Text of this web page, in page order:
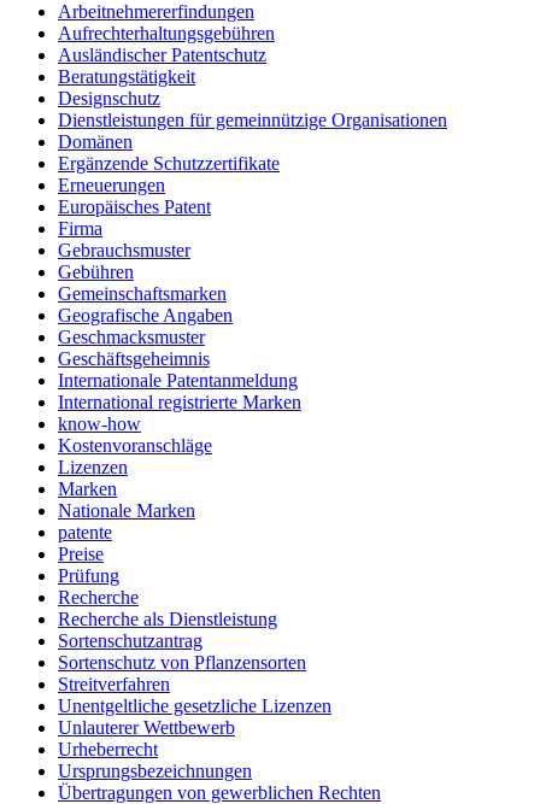
Arbeitnehmererfindungen
Aufrechterhaltungsgebühren
Ausländischer Patentschutz
Beratungstätigkeit
Designschutz
Dienstleistungen für gemeinnützige Organisationen
Domänen
Ergänzende Schutzzertifikate
Erneuerungen
Europäisches Patent
Firma
Gebrauchsmuster
Gebühren
Gemeinschaftsmarken
Geografische Angaben
Geschmacksmuster
Geschäftsgeheimnis
Internationale Patentanmeldung
International registrierte Marken
know-how
Kostenvoranschläge
Lizenzen
Marken
Nationale Marken
patente
Preise
Prüfung
Recherche
Recherche als Dienstleistung
Sortenschutzantrag
Sortenschutz von Pflanzensorten
Streitverfahren
Unentgeltliche gesetzliche Lizenzen
Unlauterer Wettbewerb
Urheberrecht
Ursprungsbezeichnungen
Übertragungen von gewerblichen Rechten